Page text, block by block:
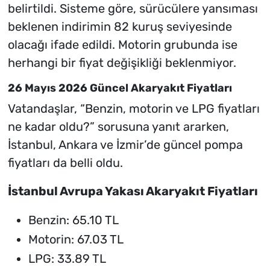
belirtildi. Sisteme göre, sürücülere yansıması
beklenen indirimin 82 kuruş seviyesinde
olacağı ifade edildi. Motorin grubunda ise
herhangi bir fiyat değişikliği beklenmiyor.
26 Mayıs 2026 Güncel Akaryakıt Fiyatları
Vatandaşlar, “Benzin, motorin ve LPG fiyatları
ne kadar oldu?” sorusuna yanıt ararken,
İstanbul, Ankara ve İzmir’de güncel pompa
fiyatları da belli oldu.
İstanbul Avrupa Yakası Akaryakıt Fiyatları
Benzin: 65.10 TL
Motorin: 67.03 TL
LPG: 33.89 TL